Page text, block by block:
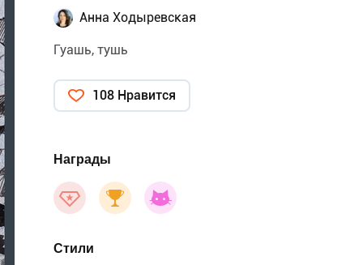
Анна Ходыревская
Гуашь, тушь
108 Нравится
Награды
Стили